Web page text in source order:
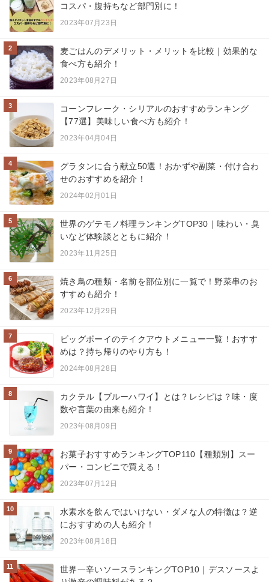
コスパ・腹持ちなど部門別に！
2023年07月23日
2
麦ごはんのデメリット・メリットを比較｜効果的な
食べ方も紹介！
2023年08月27日
3
コーンフレーク・シリアルのおすすめランキング
【77選】美味しい食べ方も紹介！
2023年04月04日
4
グラタンに合う献立50選！おかずや副菜・付け合わ
せのおすすめを紹介！
2024年02月01日
5
世界のゲテモノ料理ランキングTOP30｜味わい・臭
いなど体験談とともに紹介！
2023年11月25日
6
焼き鳥の種類・名前を部位別に一覧で！野菜串のお
すすめも紹介！
2023年12月29日
7
ビッグボーイのテイクアウトメニュー一覧！おすす
めは？持ち帰りのやり方も！
2024年08月28日
8
カクテル【ブルーハワイ】とは？レシピは？味・度
数や言葉の由来も紹介！
2023年08月09日
9
お菓子おすすめランキングTOP110【種類別】スー
パー・コンビニで買える！
2023年07月12日
10
水素水を飲んではいけない・ダメな人の特徴は？逆
におすすめの人も紹介！
2023年08月18日
11
世界一辛いソースランキングTOP10｜デスソースよ